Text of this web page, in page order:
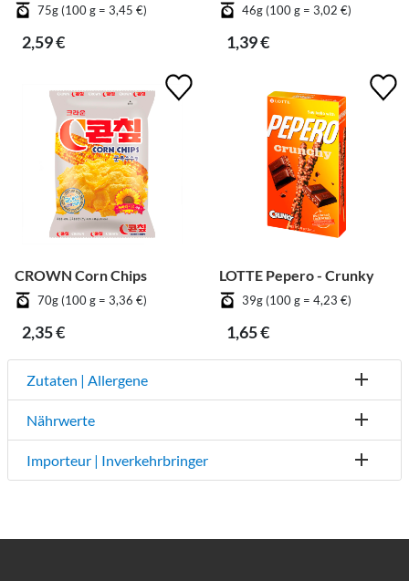
75g (100 g = 3,45 €)
2,59 €
46g (100 g = 3,02 €)
1,39 €
CROWN Corn Chips
70g (100 g = 3,36 €)
2,35 €
LOTTE Pepero - Crunky
39g (100 g = 4,23 €)
1,65 €
Zutaten | Allergene
Nährwerte
Importeur | Inverkehrbringer